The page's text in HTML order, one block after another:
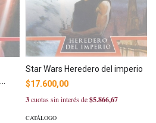
Star Wars Heredero del imperio
$17.600,00
3cuotas sin interés de$5.866,67
CATÁLOGO